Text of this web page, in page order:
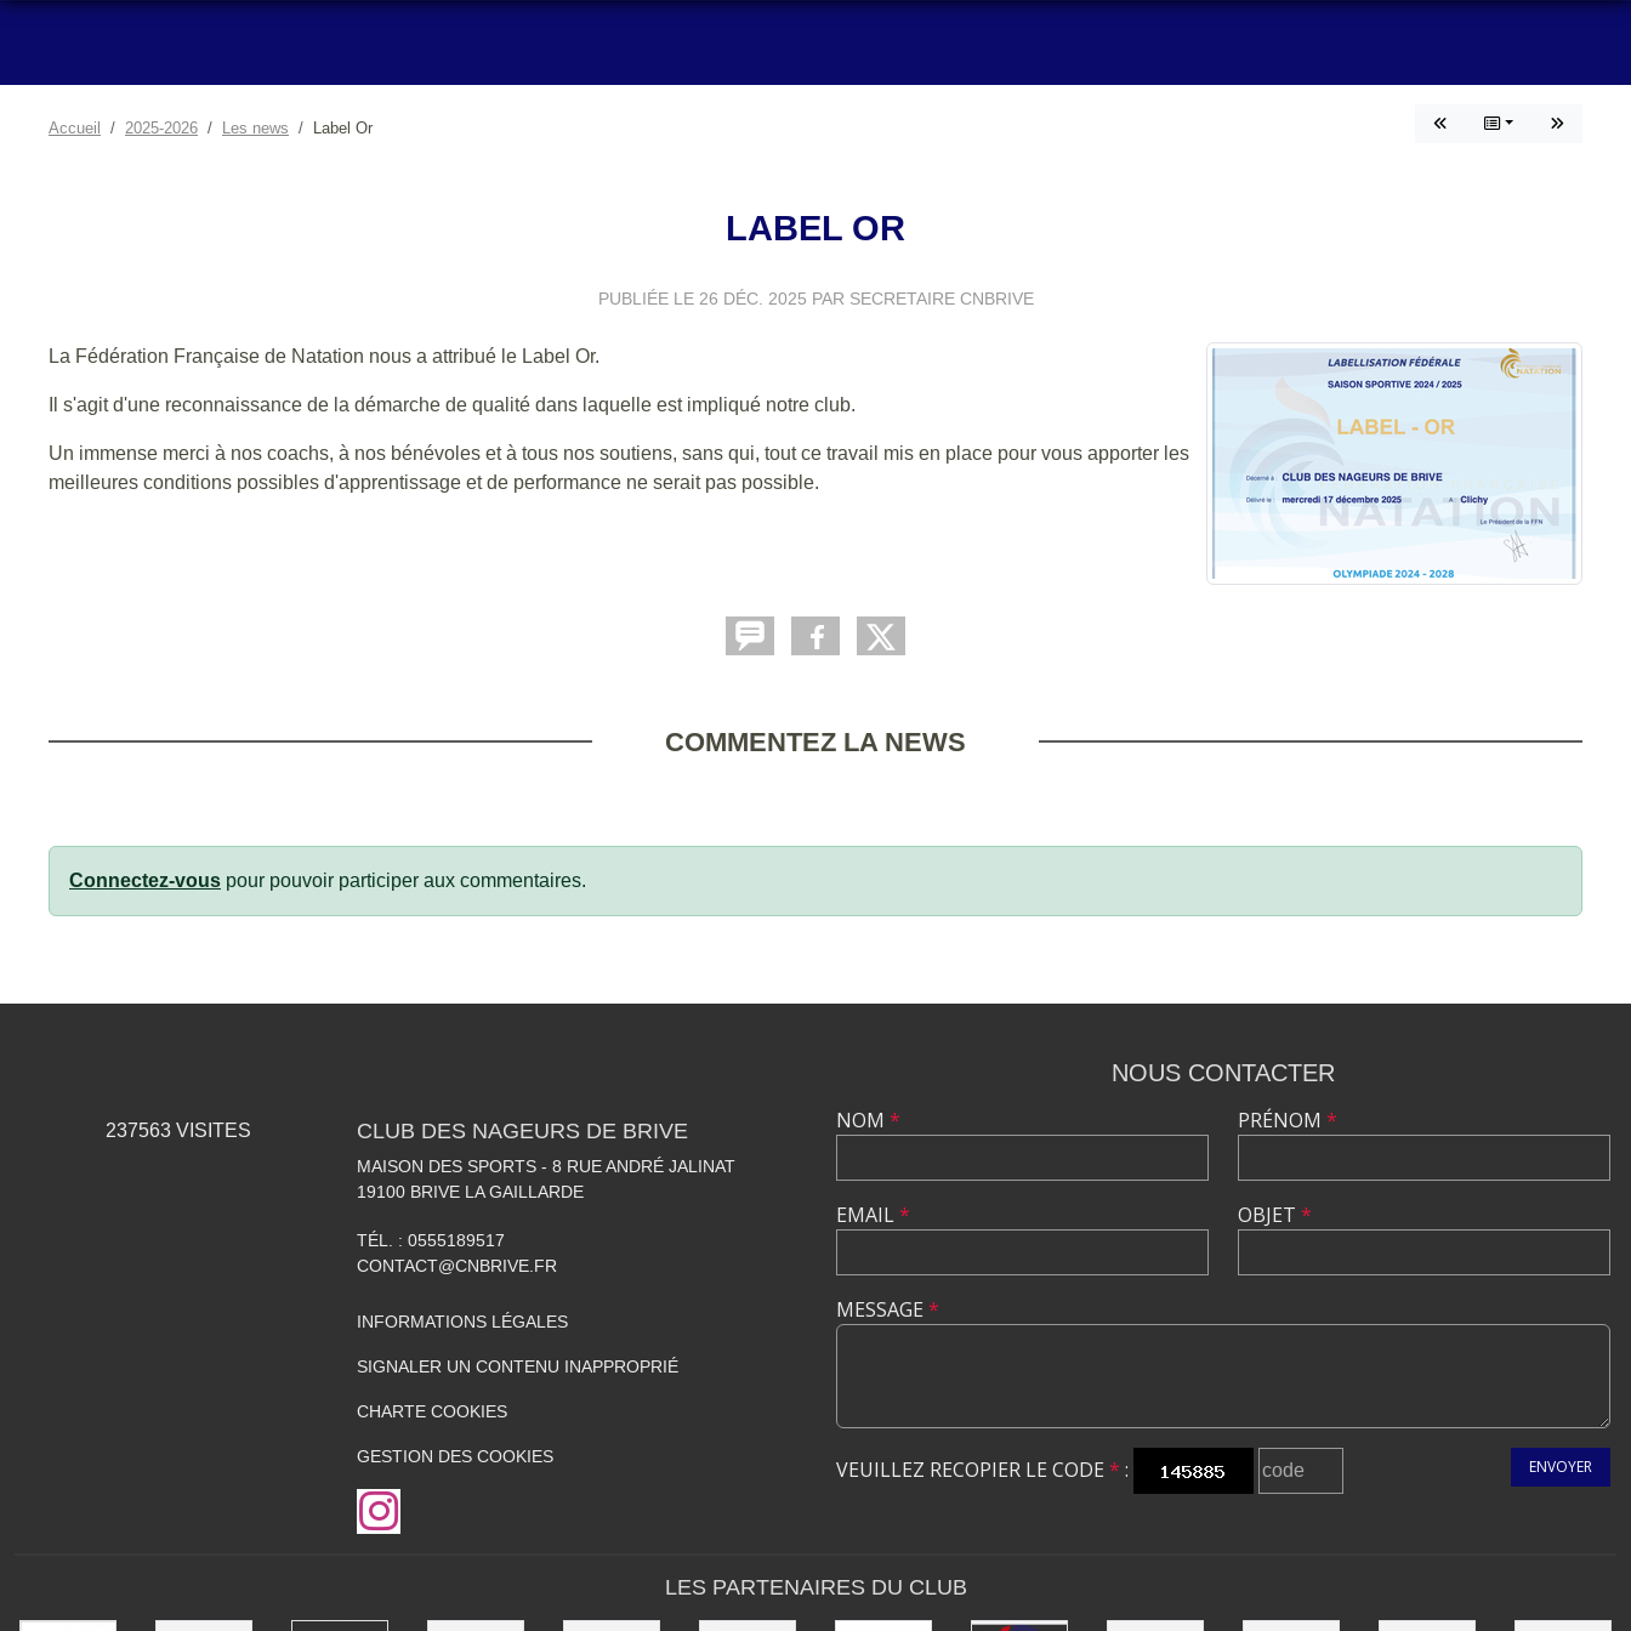
Accueil 2025-2026 Les news Label Or
LABEL OR
PUBLIÉE LE 26 DÉC. 2025 PAR SECRETAIRE CNBRIVE
La Fédération Française de Natation nous a attribué le Label Or.
Il s'agit d'une reconnaissance de la démarche de qualité dans laquelle est impliqué notre club.
Un immense merci à nos coachs, à nos bénévoles et à tous nos soutiens, sans qui, tout ce travail mis en place pour vous apporter les
meilleures conditions possibles d'apprentissage et de performance ne serait pas possible.
COMMENTEZ LA NEWS
Connectez-vous pour pouvoir participer aux commentaires.
237563 VISITES CLUB DES NAGEURS DE BRIVE
MAISON DES SPORTS - 8 RUE ANDRÉ JALINAT
19100 BRIVE LA GAILLARDE
TÉL. : 0555189517
CONTACT@CNBRIVE.FR
INFORMATIONS LÉGALES
SIGNALER UN CONTENU INAPPROPRIÉ
CHARTE COOKIES
GESTION DES COOKIES
NOUS CONTACTER
NOM *
EMAIL*
PRÉNOM *
OBJET *
MESSAGE *
VEUILLEZ RECOPIER LE CODE * : ENVOYER
LES PARTENAIRES DU CLUB